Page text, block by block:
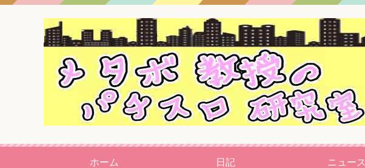
ホーム 日記 ニュース